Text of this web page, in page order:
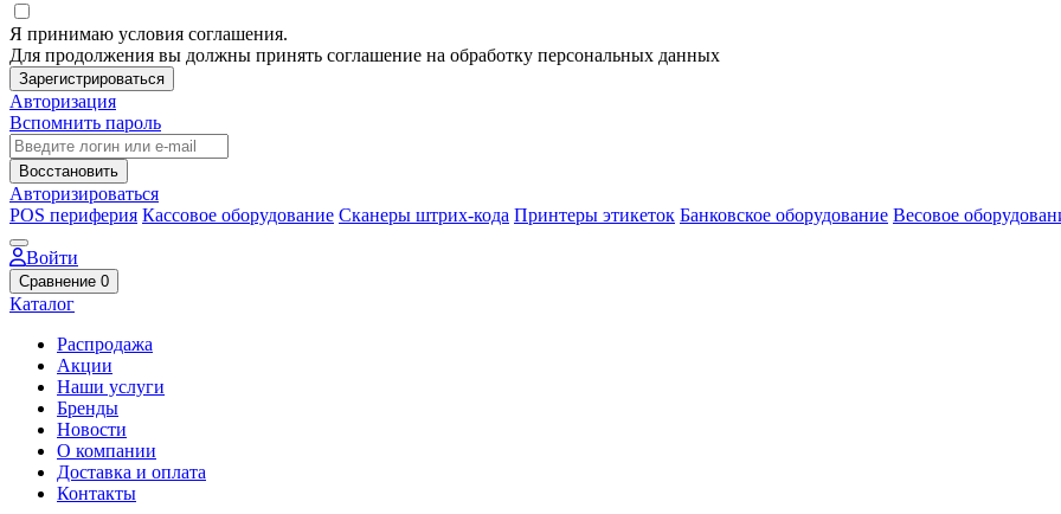
Я принимаю условия соглашения.
Для продолжения вы должны принять соглашение на обработку персональных данных
Зарегистрироваться
Авторизация
Вспомнить пароль
Восстановить
Авторизироваться
POS периферия Кассовое оборудование Сканеры штрих-кода Принтеры этикеток Банковское оборудование Весовое
Войти
Сравнение 0
Каталог
Распродажа
Акции
Наши услуги
Бренды
Новости
О компании
Доставка и оплата
Контакты